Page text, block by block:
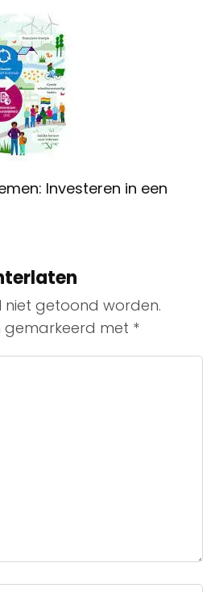
Investeren in een
getoond worden.
gemarkeerd met *